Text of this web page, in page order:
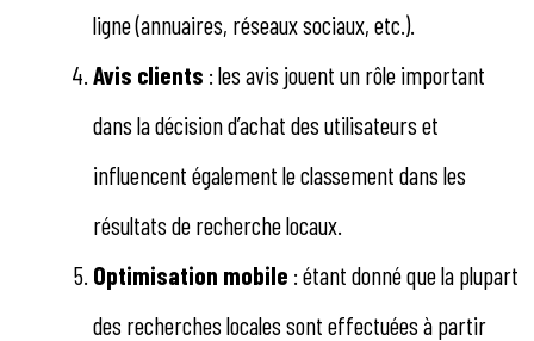
ligne (annuaires, réseaux sociaux, etc.).
Avis clients : les avis jouent un rôle important
dans la décision d’achat des utilisateurs et
influencent également le classement dans les
résultats de recherche locaux.
Optimisation mobile : étant donné que la plupart
des recherches locales sont effectuées à partir